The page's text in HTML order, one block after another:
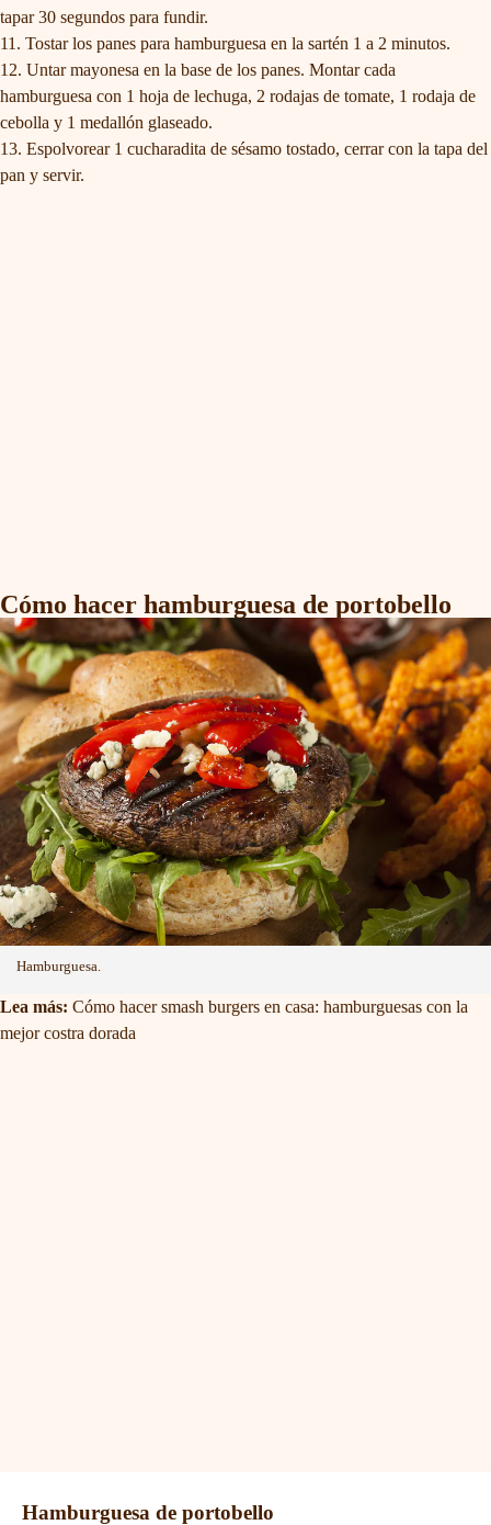
tapar 30 segundos para fundir.
Tostar los panes para hamburguesa en la sartén 1 a 2 minutos.
Untar mayonesa en la base de los panes. Montar cada
hamburguesa con 1 hoja de lechuga, 2 rodajas de tomate, 1 rodaja de
cebolla y 1 medallón glaseado.
Espolvorear 1 cucharadita de sésamo tostado, cerrar con la tapa del
pan y servir.
Cómo hacer hamburguesa de portobello
Hamburguesa.
Lea más: Cómo hacer smash burgers en casa: hamburguesas con la
mejor costra dorada
Hamburguesa de portobello